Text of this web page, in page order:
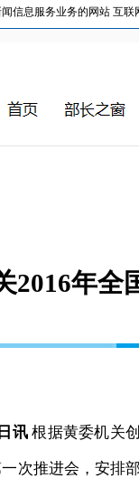
信息服务业务的网站 互联
2016年全
讯根据黄委机关
次推进会，安排